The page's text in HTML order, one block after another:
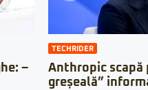
–
TECHRIDER
Anthropic scapă
greșeală”